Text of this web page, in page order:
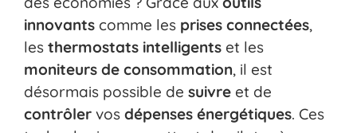
innovants comme les prises connectées,
les thermostats intelligents et les
moniteurs de consommation, il est
désormais possible de suivre et de
contrôler vos dépenses énergétiques. Ces